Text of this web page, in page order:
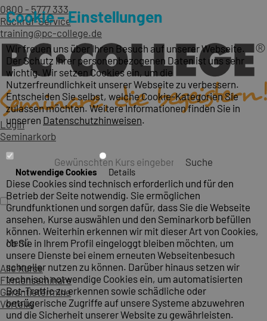
0800 - 5777 333
Rückruf-Service
training@pc-college.de
Login
Seminarkorb
Suche
Menü
Alle Kurse
Firmenseminare
Garantietermine
Vorteile
Cookie – Einstellungen
Wir freuen uns über Ihren Besuch auf unserer Webseite.
Der Schutz Ihrer personenbezogenen Daten ist uns sehr
wichtig. Wir setzen Cookies ein, um die
Nutzerfreundlichkeit unserer Webseite zu verbessern.
Entscheiden Sie selbst, welche Cookie-Kategorien Sie
zulassen möchten. Weitere Informationen finden Sie in
unseren Datenschutzhinweisen.
Notwendige Cookies Details
Diese Cookies sind technisch erforderlich und für den
Betrieb der Seite notwendig. Sie ermöglichen
Grundfunktionen und sorgen dafür, dass Sie die Webseite
ansehen, Kurse auswählen und den Seminarkorb befüllen
können. Weiterhin erkennen wir mit dieser Art von Cookies,
ob Sie in Ihrem Profil eingeloggt bleiben möchten, um
unsere Dienste bei einem erneuten Webseitenbesuch
schneller nutzen zu können. Darüber hinaus setzen wir
technisch notwendige Cookies ein, um automatisierten
Bot-Traffic zu erkennen sowie schädliche oder
betrügerische Zugriffe auf unsere Systeme abzuwehren
und die Sicherheit unserer Website zu gewährleisten.